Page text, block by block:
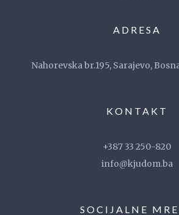
ADRESA
Nahorevska br.195, Sarajevo,
KONTAKT
+387 33 250-820
info@kjudom.ba
SOCIJALNE